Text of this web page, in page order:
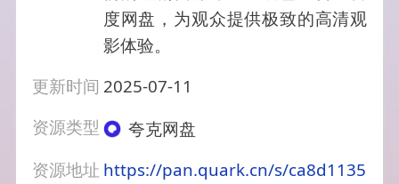
度网盘，为观众提供极致的高清观
影体验。
更新时间 2025-07-11
资源类型
夸克网盘
资源地址 https://pan.quark.cn/s/ca8d1135